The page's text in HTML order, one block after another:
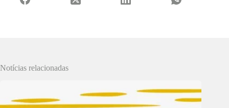
Notícias relacionadas